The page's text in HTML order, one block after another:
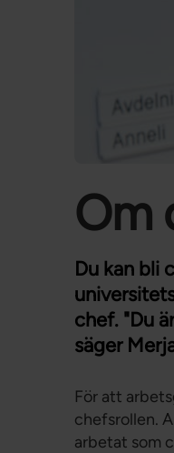
Om
Du kan bli
chef. "Du
säger
För att
chefsrollen.
arbetat som